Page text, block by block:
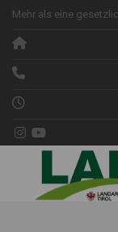
Mehr als eine